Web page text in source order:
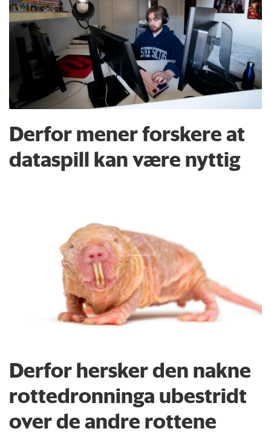
Derfor mener forskere at
dataspill kan være nyttig
Derfor hersker den nakne
rottedronninga ubestridt
over de andre rottene